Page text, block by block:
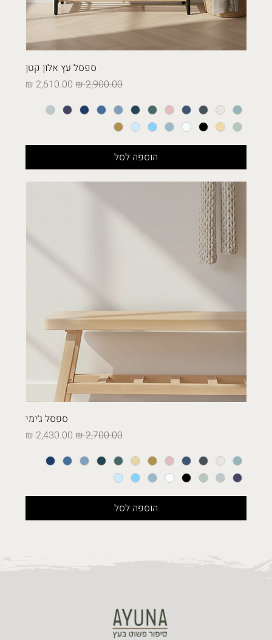
ספסל עץ אלון קטן
מחיר רגיל‏2,900.00 ‏₪ מחיר מבצע
הוספה לסל
ספסל ג׳ימי
מחיר רגיל‏2,700.00 ‏₪ מחיר מבצע
הוספה לסל